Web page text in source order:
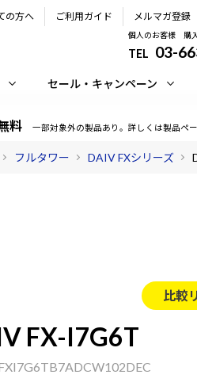
の方へ ご利用ガイド メルマガ登録
個人のお客様 購
TEL 03-
セール・キャンペーン
料 一部対象外の製品あり。詳しくは製品ペ
フルタワー DAIV FXシリーズ
比較
FX-I7G6T